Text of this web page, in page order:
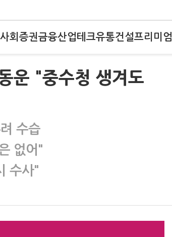
사회 증권금융산업테크유통건설프리미엄
운 "중수청 생겨도
수습
없어"
수사"